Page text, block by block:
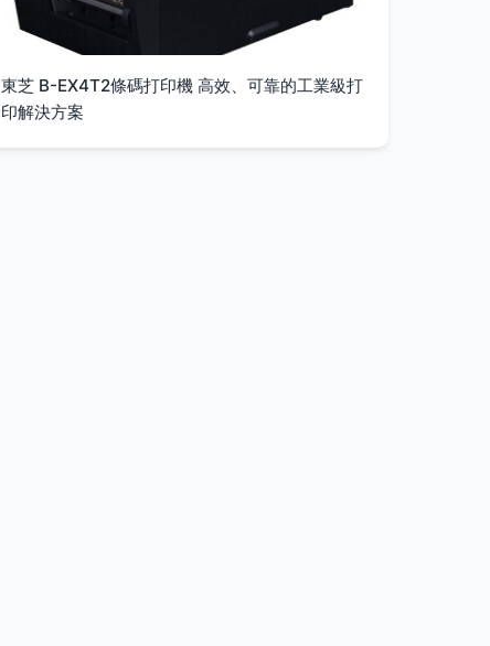
東芝 B-EX4T2條碼打印機 高效、可靠的工業級打
印解決方案